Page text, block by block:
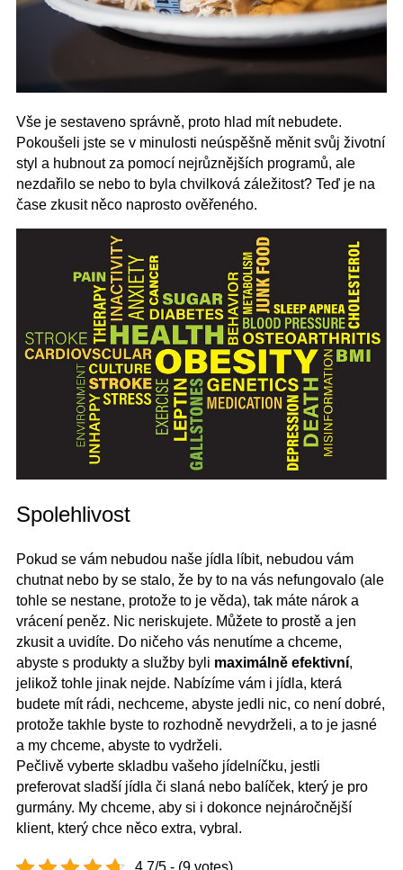
Vše je sestaveno správně, proto hlad mít nebudete.
Pokoušeli jste se v minulosti neúspěšně měnit svůj životní
styl a hubnout za pomocí nejrůznějších programů, ale
nezdařilo se nebo to byla chvilková záležitost? Teď je na
čase zkusit něco naprosto ověřeného.
Spolehlivost
Pokud se vám nebudou naše jídla líbit, nebudou vám
chutnat nebo by se stalo, že by to na vás nefungovalo (ale
tohle se nestane, protože to je věda), tak máte nárok a
vrácení peněz. Nic neriskujete. Můžete to prostě a jen
zkusit a uvidíte. Do ničeho vás nenutíme a chceme,
abyste s produkty a služby byli maximálně efektivní,
jelikož tohle jinak nejde. Nabízíme vám i jídla, která
budete mít rádi, nechceme, abyste jedli nic, co není dobré,
protože takhle byste to rozhodně nevydrželi, a to je jasné
a my chceme, abyste to vydrželi.
Pečlivě vyberte skladbu vašeho jídelníčku, jestli
preferovat sladší jídla či slaná nebo balíček, který je pro
gurmány. My chceme, aby si i dokonce nejnáročnější
klient, který chce něco extra, vybral.
4.7/5 - (9 votes)